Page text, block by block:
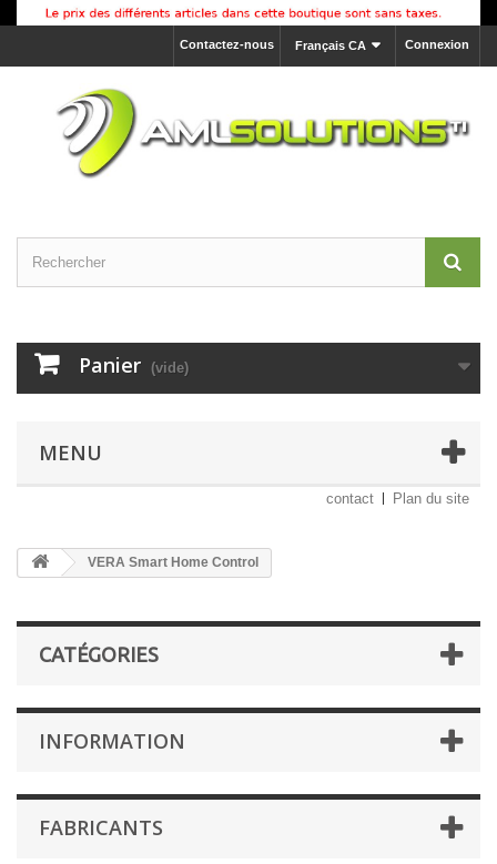
Connexion
Français CA
Contactez-nous
Panier (vide)
MENU
contact Plan du site
VERA Smart Home Control
CATÉGORIES
INFORMATION
FABRICANTS